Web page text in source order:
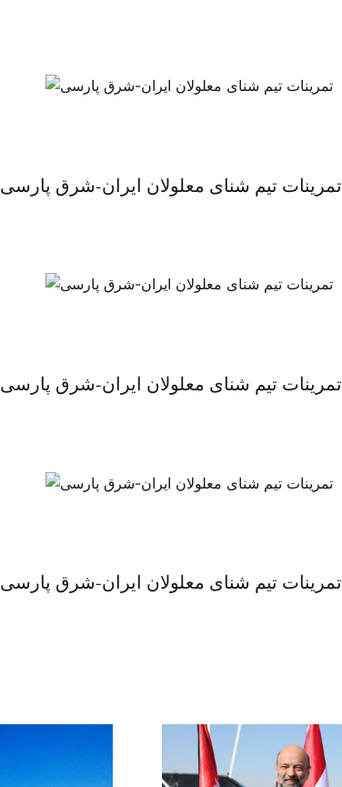
تمرینات تیم شنای معلولان ایران-شرق پارسی
تمرینات تیم شنای معلولان ایران-شرق پارسی
تمرینات تیم شنای معلولان ایران-شرق پارسی